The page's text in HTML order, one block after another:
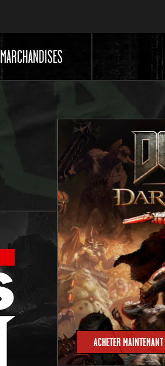
MARCHANDISES
ACHETER MAINTENANT